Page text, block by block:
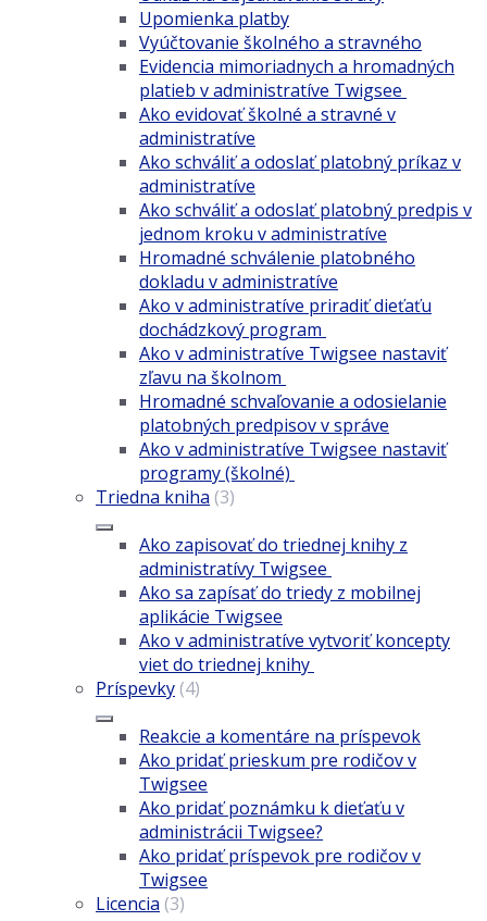
Upomienka platby
Vyúčtovanie školného a stravného
Evidencia mimoriadnych a hromadných
platieb v administratíve Twigsee
Ako evidovať školné a stravné v
administratíve
Ako schváliť a odoslať platobný príkaz v
administratíve
Ako schváliť a odoslať platobný predpis v
jednom kroku v administratíve
Hromadné schválenie platobného
dokladu v administratíve
Ako v administratíve priradiť dieťaťu
dochádzkový program
Ako v administratíve Twigsee nastaviť
zľavu na školnom
Hromadné schvaľovanie a odosielanie
platobných predpisov v správe
Ako v administratíve Twigsee nastaviť
programy (školné)
Triedna kniha (3)
Ako zapisovať do triednej knihy z
administratívy Twigsee
Ako sa zapísať do triedy z mobilnej
aplikácie Twigsee
Ako v administratíve vytvoriť koncepty
viet do triednej knihy
Príspevky (4)
Reakcie a komentáre na príspevok
Ako pridať prieskum pre rodičov v
Twigsee
Ako pridať poznámku k dieťaťu v
administrácii Twigsee?
Ako pridať príspevok pre rodičov v
Twigsee
Licencia (3)